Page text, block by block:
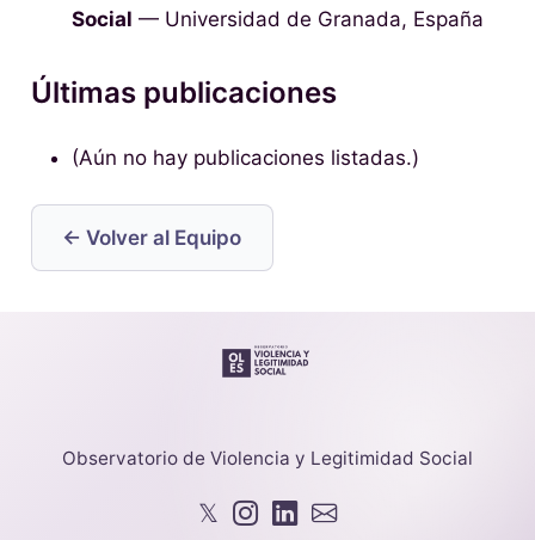
Social — Universidad de Granada, España
Últimas publicaciones
(Aún no hay publicaciones listadas.)
← Volver al Equipo
Observatorio de Violencia y Legitimidad Social
𝕏